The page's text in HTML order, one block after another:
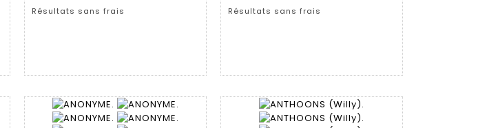
Résultats sans frais Résultats sans frais